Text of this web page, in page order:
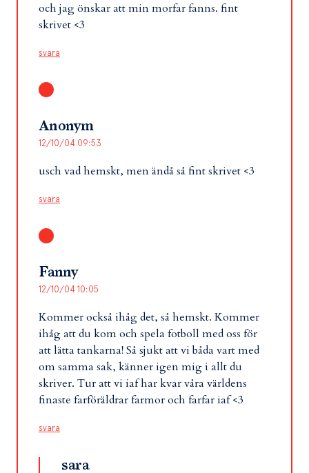
och jag önskar att min morfar fanns. fint
skrivet <3
svara
Anonym
12/10/04 09:53
usch vad hemskt, men ändå så fint skrivet <3
svara
Fanny
12/10/04 10:05
Kommer också ihåg det, så hemskt. Kommer
ihåg att du kom och spela fotboll med oss för
att lätta tankarna! Så sjukt att vi båda vart med
om samma sak, känner igen mig i allt du
skriver. Tur att vi iaf har kvar våra världens
finaste farföräldrar farmor och farfar iaf <3
svara
sara